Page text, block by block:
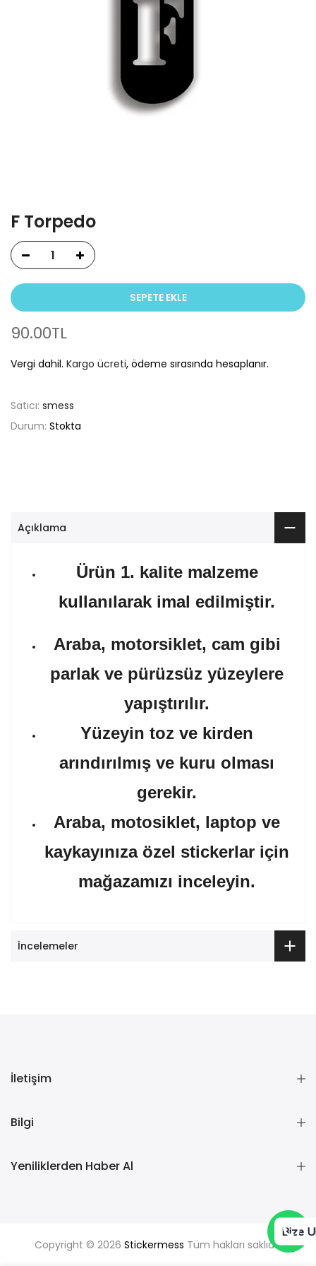
F Torpedo
SEPETE EKLE
90.00TL
Vergi dahil. Kargo ücreti, ödeme sırasında hesaplanır.
Satıcı: smess
Durum: Stokta
Açıklama
Ürün 1. kalite malzeme
kullanılarak imal edilmiştir.
Araba, motorsiklet, cam gibi
parlak ve pürüzsüz yüzeylere
yapıştırılır.
Yüzeyin toz ve kirden
arındırılmış ve kuru olması
gerekir.
Araba, motosiklet, laptop ve
kaykayınıza özel stickerlar için
mağazamızı inceleyin.
İncelemeler
İletişim
Bilgi
Yeniliklerden Haber Al
Copyright © 2026 Stickermess Tüm hakları saklıdır.
Bize